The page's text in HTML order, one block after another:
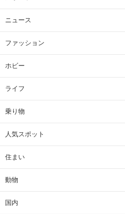
ニュース
ファッション
ホビー
ライフ
乗り物
人気スポット
住まい
動物
国内